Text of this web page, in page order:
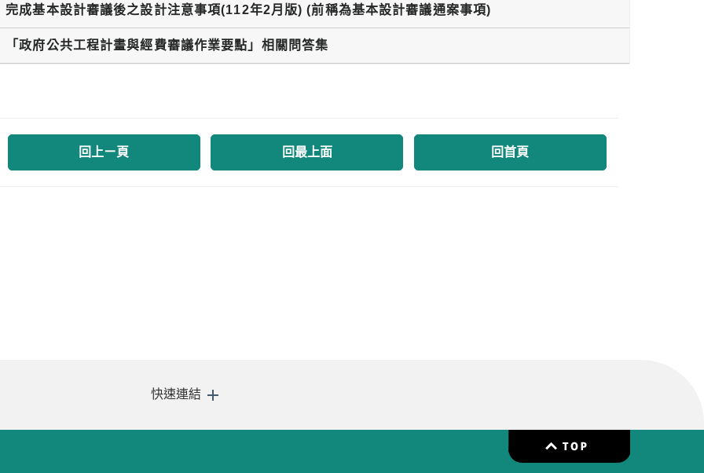
完成基本設計審議後之設計注意事項(112年2月版) (前稱為基本設計審議通案事項)
「政府公共工程計畫與經費審議作業要點」相關問答集
回上ㄧ頁 回最上面 回首頁
快速連結